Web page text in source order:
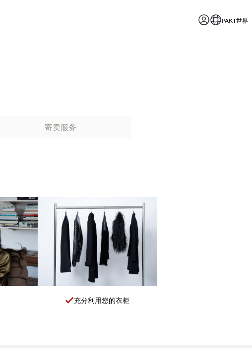
PAKT世界
寄卖服务
充分利用您的衣柜